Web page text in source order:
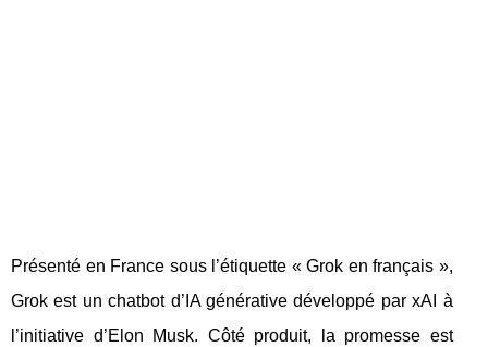
Présenté en France sous l’étiquette « Grok en français »,
Grok est un chatbot d’IA générative développé par xAI à
l’initiative d’Elon Musk. Côté produit, la promesse est